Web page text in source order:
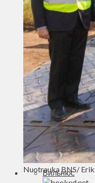
Сеньорам
Образование
Экология
Приграничье
Деньги
Визиты
Выборы
Агроновости
Едим дома
Ищу семью
Духовное
Спорт
Технологии
Энергетика
Вильнюс
Nuotrauka BNS/